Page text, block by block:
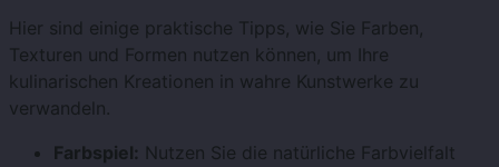
Hier sind einige praktische Tipps, wie Sie Farben,
Texturen und Formen nutzen können, um Ihre
kulinarischen Kreationen in wahre Kunstwerke zu
verwandeln.
Farbspiel: Nutzen Sie die natürliche Farbvielfalt